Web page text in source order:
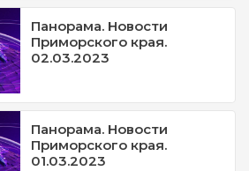
Панорама. Новости
Приморского края.
02.03.2023
Панорама. Новости
Приморского края.
01.03.2023